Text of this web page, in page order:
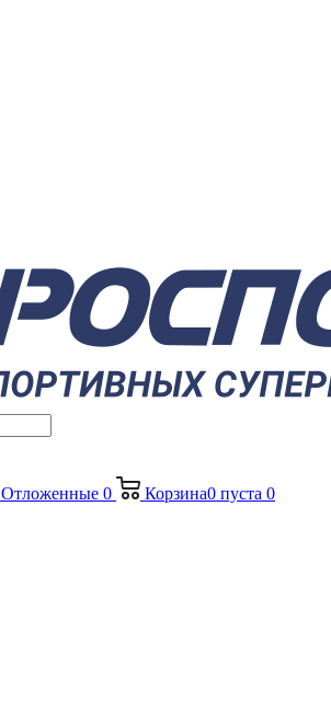
Отложенные 0 Корзина0 пуста 0